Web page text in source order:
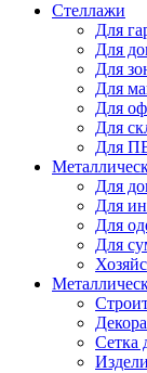
Стеллажи
Для
Для
Для
Для
Для
Для
Для
Для
Для
Для
Для
Сетка